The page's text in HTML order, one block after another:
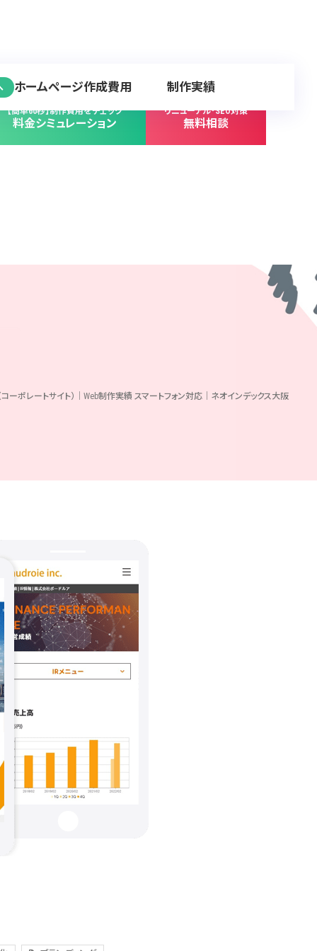
【簡単60秒】制作費用をチェック
料金シミュレーション
リニューアル･SEO対策
無料相談
ホームページ作成費用 制作実績
ーポレートサイト）｜Web制作実績 スマートフォン対応｜ネオインデックス大阪